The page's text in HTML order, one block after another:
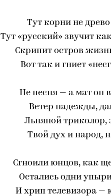
Тут корни не
Тут «русский» звучит
Скрипит остров
Вот так и гниет
Не песня — а мат он
Ветер надежды,
Льняной триколор,
Твой дух и народ,
Сгноили юнцов, как
Остались одни
И хрип телевизора —